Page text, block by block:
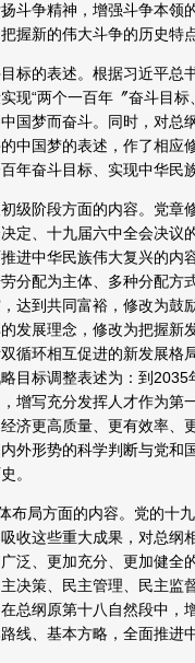
斗争精神，增强斗争本
握新的伟大斗争的历史
的表述。根据习近平总
现“两个一百年〞奋斗目
国梦而奋斗。同时，对总
中国梦的表述，作了相
年奋斗目标、实现中华
阶段方面的内容。党章
定、十九届六中全会决
进中华民族伟大复兴的
分配为主体、多种分配
达到共同富裕，修改为
发展理念，修改为把握
循环相互促进的新发展
目标调整表述为：到
增写充分发挥人才作为
济更高质量、更有效率
外形势的科学判断与党
。
局方面的内容。党的十
收这些重大成果，对总
泛、更加充分、更加健
决策、民主管理、民主
总纲原第十八自然段中
线、基本方略，全面推进